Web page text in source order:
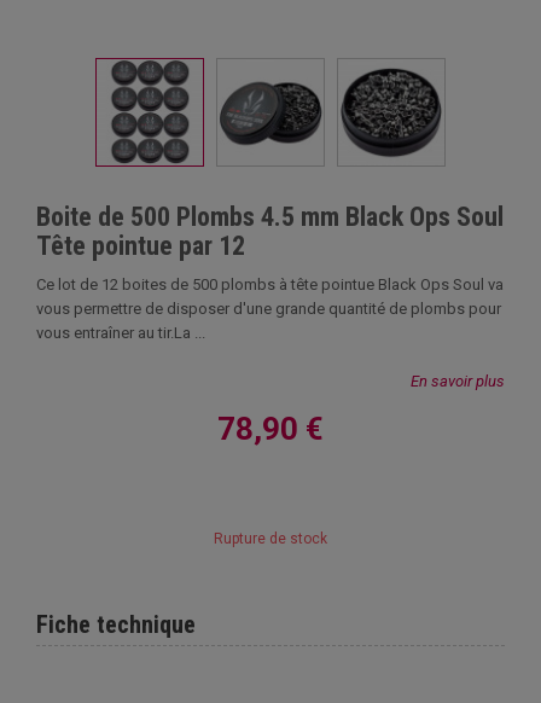
Boite de 500 Plombs 4.5 mm Black Ops Soul
Tête pointue par 12
Ce lot de 12 boites de 500 plombs à tête pointue Black Ops Soul va
vous permettre de disposer d'une grande quantité de plombs pour
vous entraîner au tir.La ...
En savoir plus
78,90 €
Rupture de stock
Fiche technique